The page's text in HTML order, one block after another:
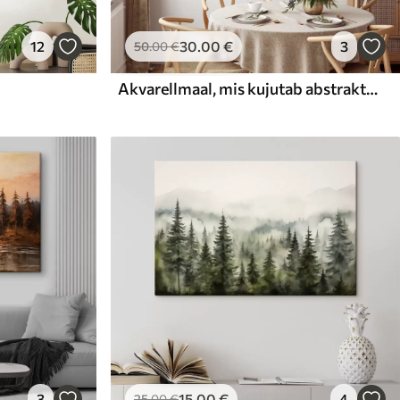
12 50.00€30.00 € 3
Akvarellmaal, mis kujutab abstraktset metsa kõrgetega puude ja rohelise lehestikuga, pehmed, summutatud värvid